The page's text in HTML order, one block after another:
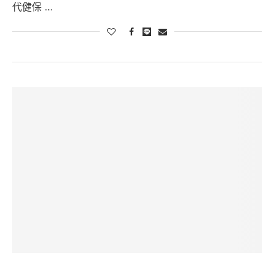
代健保 …